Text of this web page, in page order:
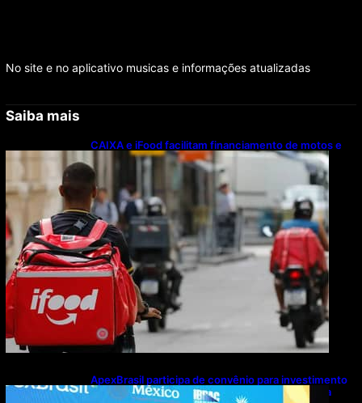
No site e no aplicativo musicas e informações atualizadas
Saiba mais
CAIXA e iFood facilitam financiamento de motos e
bicicletas elétricas para entregadores
ApexBrasil participa de convênio para investimento
de R$ 2,63 milhões em exportações de cachaça